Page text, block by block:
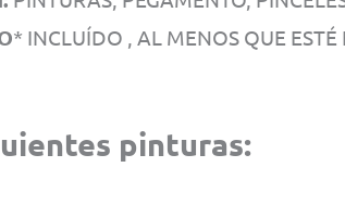
* INCLUÍDO , AL MENOS QUE
pinturas: